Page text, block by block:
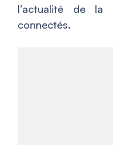
l’actualité de la
connectés.